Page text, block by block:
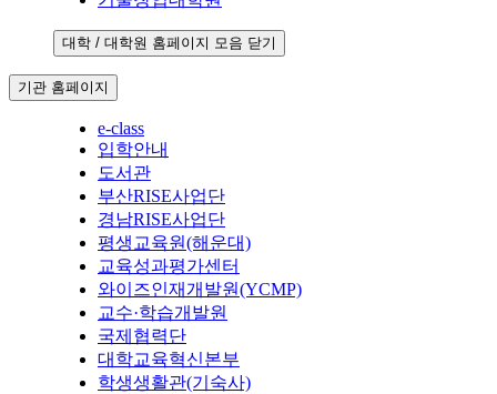
대학 / 대학원 홈페이지 모음 닫기
기관 홈페이지
e-class
입학안내
도서관
부산RISE사업단
경남RISE사업단
평생교육원(해운대)
교육성과평가센터
와이즈인재개발원(YCMP)
교수·학습개발원
국제협력단
대학교육혁신본부
학생생활관(기숙사)